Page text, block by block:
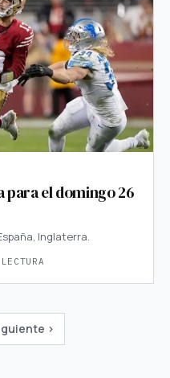
el domingo 26
Inglaterra.
›